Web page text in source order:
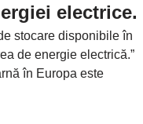
electrice.
stocare disponibile în
de energie electrică.”
în Europa este